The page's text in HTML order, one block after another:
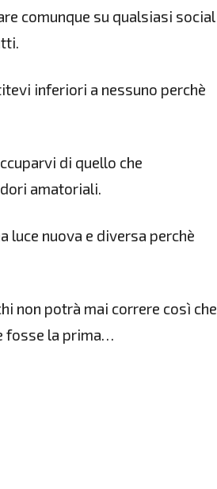
comunque su qualsiasi social
inferiori a nessuno perchè
di quello che
amatoriali.
luce nuova e diversa perchè
non potrà mai correre così che
fosse la prima…